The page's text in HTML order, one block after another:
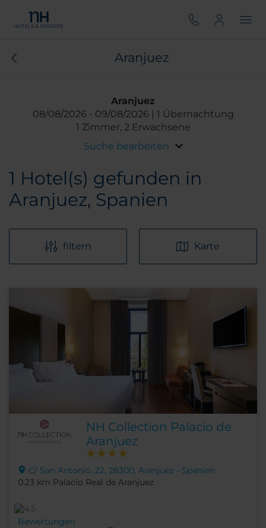
Aranjuez
Aranjuez
08/08/2026
09/08/2026
1 Übernachtung
1 Zimmer, 2 Erwachsene
Suche bearbeiten
1 Hotel(s) gefunden in
Aranjuez, Spanien
filtern Karte
NH Collection Palacio de
Aranjuez
C/ San Antonio, 22, 28300, Aranjuez - Spanien
0.23 km Palacio Real de Aranjuez
Bewertungen